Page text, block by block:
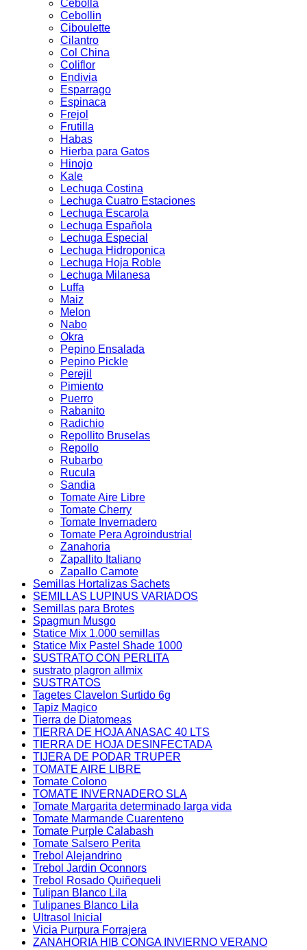
Cebolla
Cebollin
Ciboulette
Cilantro
Col China
Coliflor
Endivia
Esparrago
Espinaca
Frejol
Frutilla
Habas
Hierba para Gatos
Hinojo
Kale
Lechuga Costina
Lechuga Cuatro Estaciones
Lechuga Escarola
Lechuga Española
Lechuga Especial
Lechuga Hidroponica
Lechuga Hoja Roble
Lechuga Milanesa
Luffa
Maiz
Melon
Nabo
Okra
Pepino Ensalada
Pepino Pickle
Perejil
Pimiento
Puerro
Rabanito
Radichio
Repollito Bruselas
Repollo
Rubarbo
Rucula
Sandia
Tomate Aire Libre
Tomate Cherry
Tomate Invernadero
Tomate Pera Agroindustrial
Zanahoria
Zapallito Italiano
Zapallo Camote
Semillas Hortalizas Sachets
SEMILLAS LUPINUS VARIADOS
Semillas para Brotes
Spagmun Musgo
Statice Mix 1.000 semillas
Statice Mix Pastel Shade 1000
SUSTRATO CON PERLITA
sustrato plagron allmix
SUSTRATOS
Tagetes Clavelon Surtido 6g
Tapiz Magico
Tierra de Diatomeas
TIERRA DE HOJA ANASAC 40 LTS
TIERRA DE HOJA DESINFECTADA
TIJERA DE PODAR TRUPER
TOMATE AIRE LIBRE
Tomate Colono
TOMATE INVERNADERO SLA
Tomate Margarita determinado larga vida
Tomate Marmande Cuarenteno
Tomate Purple Calabash
Tomate Salsero Perita
Trebol Alejandrino
Trebol Jardin Oconnors
Trebol Rosado Quiñequeli
Tulipan Blanco Lila
Tulipanes Blanco Lila
Ultrasol Inicial
Vicia Purpura Forrajera
ZANAHORIA HIB CONGA INVIERNO VERANO